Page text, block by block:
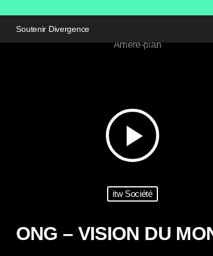
Soutenir Divergence
play_arrow
itw Société
ONG – VISION DU